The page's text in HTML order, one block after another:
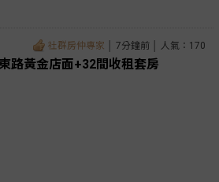
社群房仲專家 │ 7分鐘前 │ 人氣：170
路黃金店面+32間收租套房